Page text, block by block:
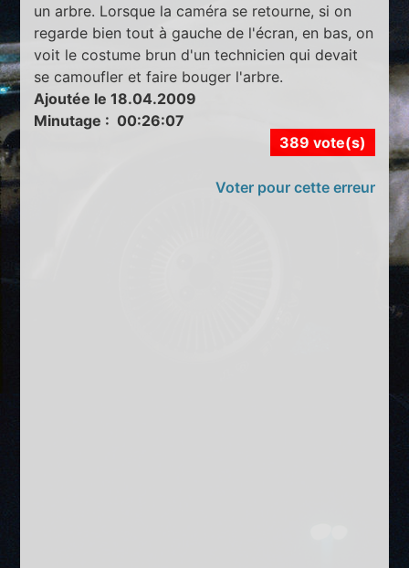
un arbre. Lorsque la caméra se retourne, si on
regarde bien tout à gauche de l'écran, en bas, on
voit le costume brun d'un technicien qui devait
se camoufler et faire bouger l'arbre.
Ajoutée le 18.04.2009
Minutage : 00:26:07
389 vote(s)
Voter pour cette erreur